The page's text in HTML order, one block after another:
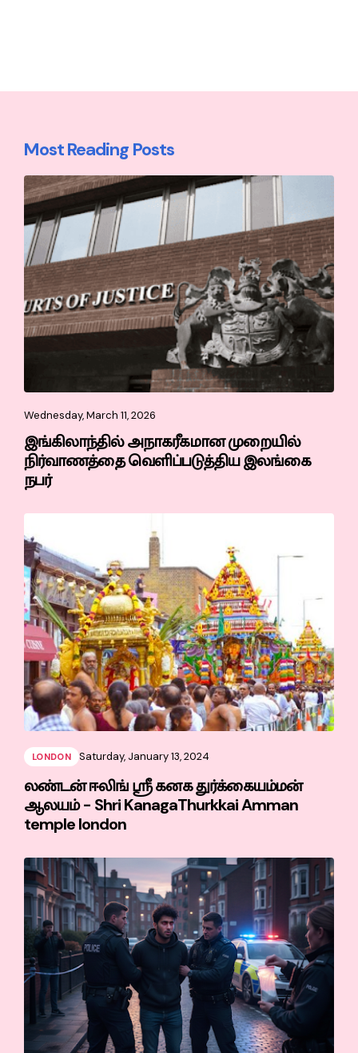
Most Reading Posts
Wednesday, March 11, 2026
இங்கிலாந்தில் அநாகரீகமான முறையில்
நிர்வாணத்தை வெளிப்படுத்திய இலங்கை
நபர்
LONDON Saturday, January 13, 2024
லண்டன் ஈலிங் ஸ்ரீ கனக துர்க்கையம்மன்
ஆலயம் - Shri KanagaThurkkai Amman
temple london